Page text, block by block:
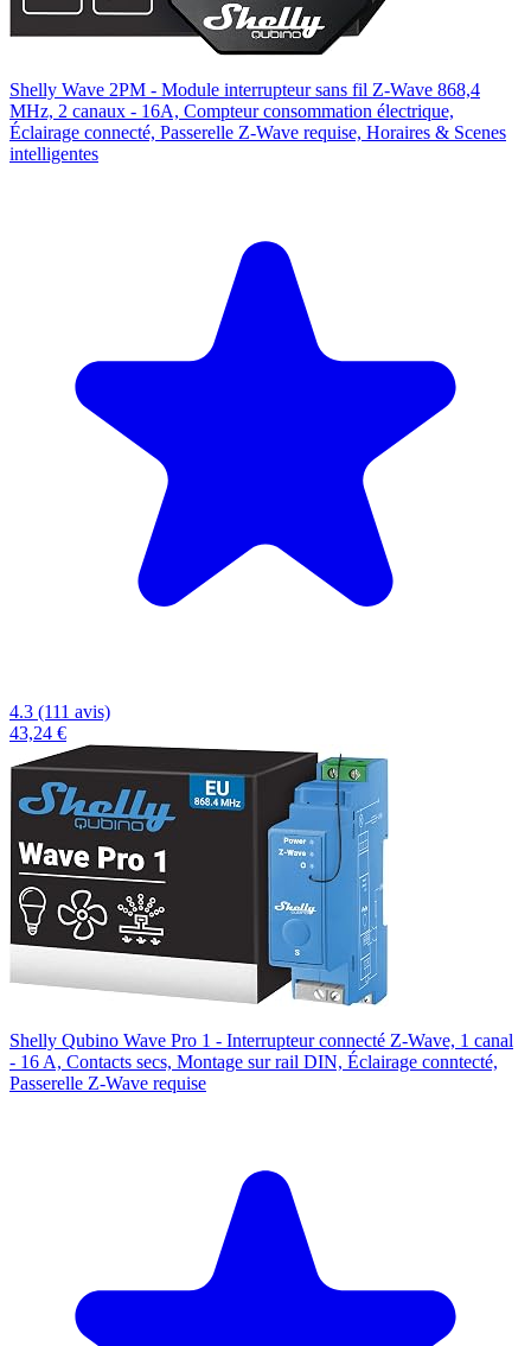
Shelly Wave 2PM - Module interrupteur sans fil Z-Wave 868,4
MHz, 2 canaux - 16A, Compteur consommation électrique,
Éclairage connecté, Passerelle Z-Wave requise, Horaires & Scenes
intelligentes
4.3 (111 avis)
43,24 €
Shelly Qubino Wave Pro 1 - Interrupteur connecté Z-Wave, 1 canal
- 16 A, Contacts secs, Montage sur rail DIN, Éclairage conntecté,
Passerelle Z-Wave requise